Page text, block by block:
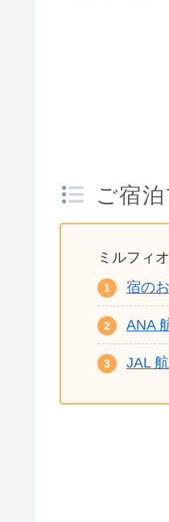
ご宿
ミルフィ
宿の
ANA
JAL